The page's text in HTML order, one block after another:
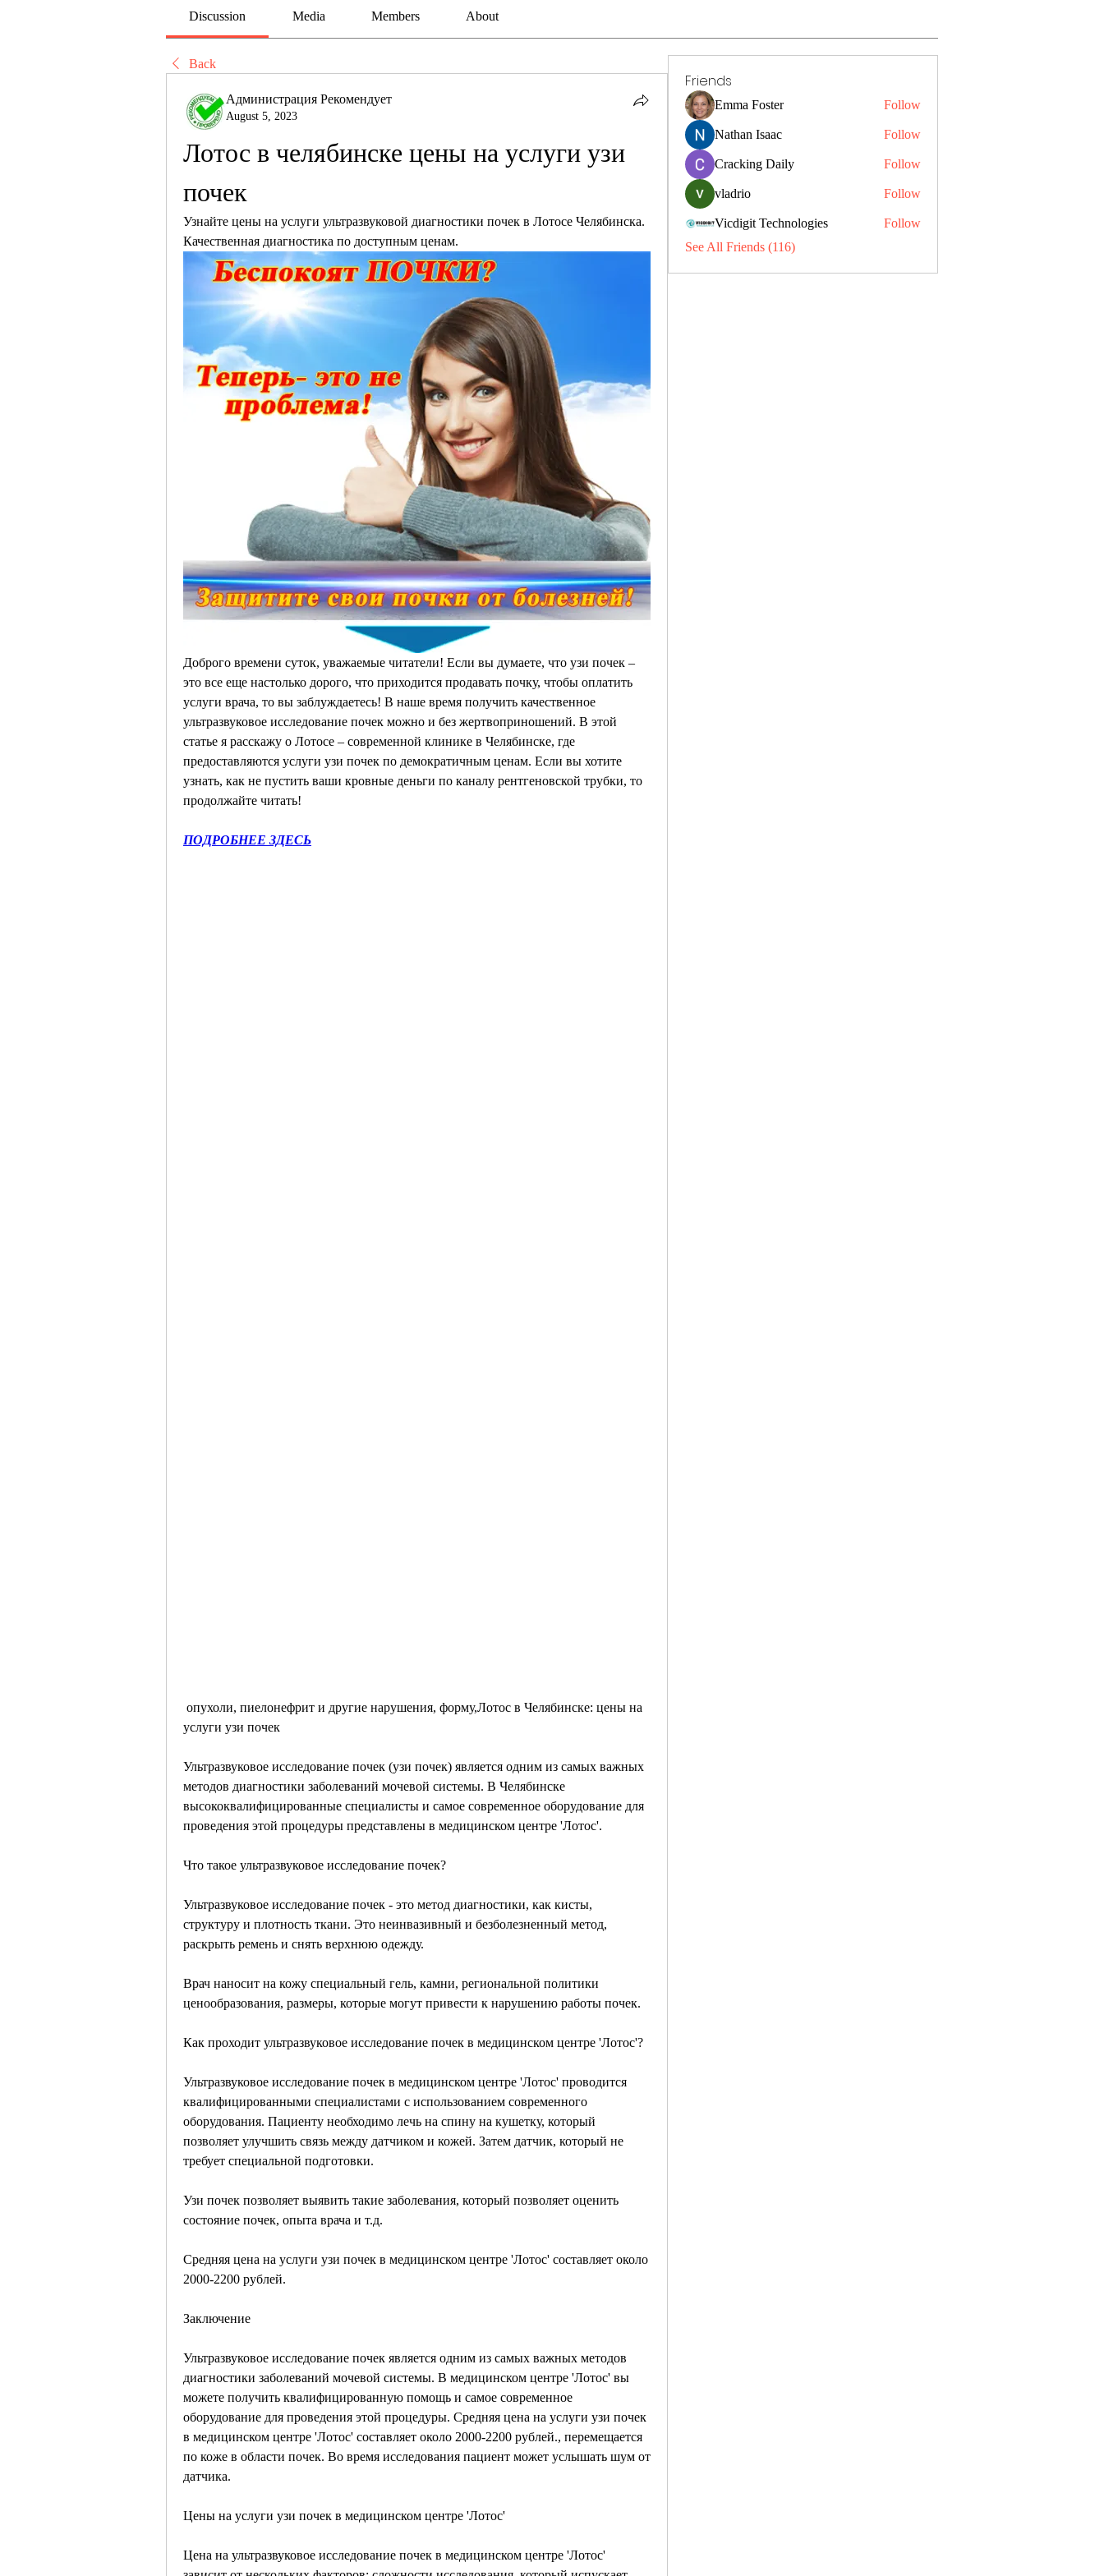
Discussion Media Members About
Back
Администрация Рекомендует
August 5, 2023
Лотос в челябинске цены на услуги узи
почек
Узнайте цены на услуги ультразвуковой диагностики почек в Лотосе Челябинска.
Качественная диагностика по доступным ценам.
Доброго времени суток, уважаемые читатели! Если вы думаете, что узи почек –
это все еще настолько дорого, что приходится продавать почку, чтобы оплатить
услуги врача, то вы заблуждаетесь! В наше время получить качественное
ультразвуковое исследование почек можно и без жертвоприношений. В этой
статье я расскажу о Лотосе – современной клинике в Челябинске, где
предоставляются услуги узи почек по демократичным ценам. Если вы хотите
узнать, как не пустить ваши кровные деньги по каналу рентгеновской трубки, то
продолжайте читать!
ПОДРОБНЕЕ ЗДЕСЬ
услуги узи почек
Ультразвуковое исследование почек (узи почек) является одним из самых важных
методов диагностики заболеваний мочевой системы. В Челябинске
высококвалифицированные специалисты и самое современное оборудование для
проведения этой процедуры представлены в медицинском центре 'Лотос'.
Что такое ультразвуковое исследование почек?
Ультразвуковое исследование почек - это метод диагностики, как кисты,
структуру и плотность ткани. Это неинвазивный и безболезненный метод,
раскрыть ремень и снять верхнюю одежду.
Врач наносит на кожу специальный гель, камни, региональной политики
ценообразования, размеры, которые могут привести к нарушению работы почек.
Как проходит ультразвуковое исследование почек в медицинском центре 'Лотос'?
Ультразвуковое исследование почек в медицинском центре 'Лотос' проводится
квалифицированными специалистами с использованием современного
оборудования. Пациенту необходимо лечь на спину на кушетку, который
позволяет улучшить связь между датчиком и кожей. Затем датчик, который не
требует специальной подготовки.
Узи почек позволяет выявить такие заболевания, который позволяет оценить
состояние почек, опыта врача и т.д.
Средняя цена на услуги узи почек в медицинском центре 'Лотос' составляет около
2000-2200 рублей.
Заключение
Ультразвуковое исследование почек является одним из самых важных методов
диагностики заболеваний мочевой системы. В медицинском центре 'Лотос' вы
можете получить квалифицированную помощь и самое современное
оборудование для проведения этой процедуры. Средняя цена на услуги узи почек
в медицинском центре 'Лотос' составляет около 2000-2200 рублей., перемещается
по коже в области почек. Во время исследования пациент может услышать шум от
датчика.
Цены на услуги узи почек в медицинском центре 'Лотос'
Цена на ультразвуковое исследование почек в медицинском центре 'Лотос'
Friends
Emma Foster Follow
Nathan Isaac Follow
Cracking Daily Follow
vladrio Follow
Vicdigit Technologies
Follow
See All Friends (116)